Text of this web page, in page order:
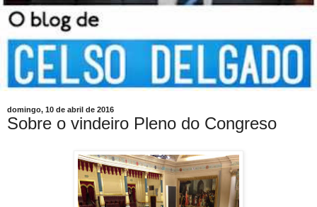
domingo, 10 de abril de 2016
Sobre o vindeiro Pleno do Congreso